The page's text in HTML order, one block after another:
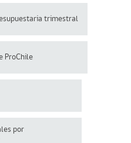
trimestral
ProChile
por